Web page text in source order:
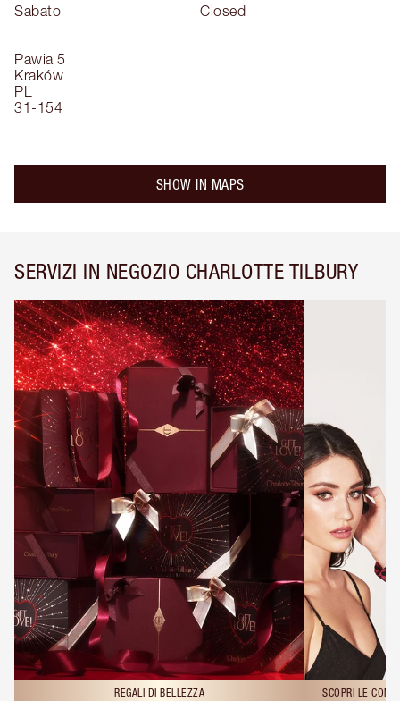
Pawia 5
Kraków
PL
31-154
Sabato
Closed
SHOW IN MAPS
SERVIZI IN NEGOZIO CHARLOTTE TILBURY
REGALI DI BELLEZZA SCOPRI LE